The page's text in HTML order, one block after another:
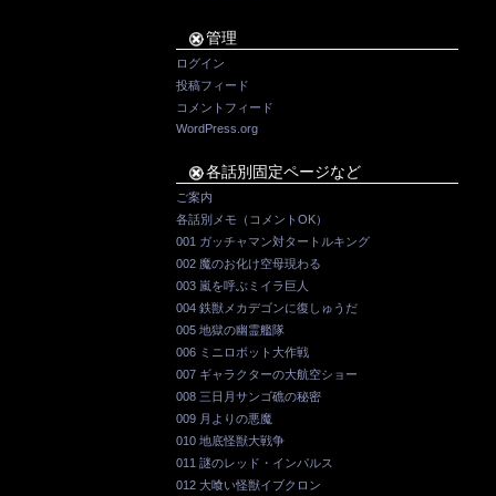
管理
ログイン
投稿フィード
コメントフィード
WordPress.org
各話別固定ページなど
ご案内
各話別メモ（コメントOK）
001 ガッチャマン対タートルキング
002 魔のお化け空母現わる
003 嵐を呼ぶミイラ巨人
004 鉄獣メカデゴンに復しゅうだ
005 地獄の幽霊艦隊
006 ミニロボット大作戦
007 ギャラクターの大航空ショー
008 三日月サンゴ礁の秘密
009 月よりの悪魔
010 地底怪獣大戦争
011 謎のレッド・インパルス
012 大喰い怪獣イブクロン